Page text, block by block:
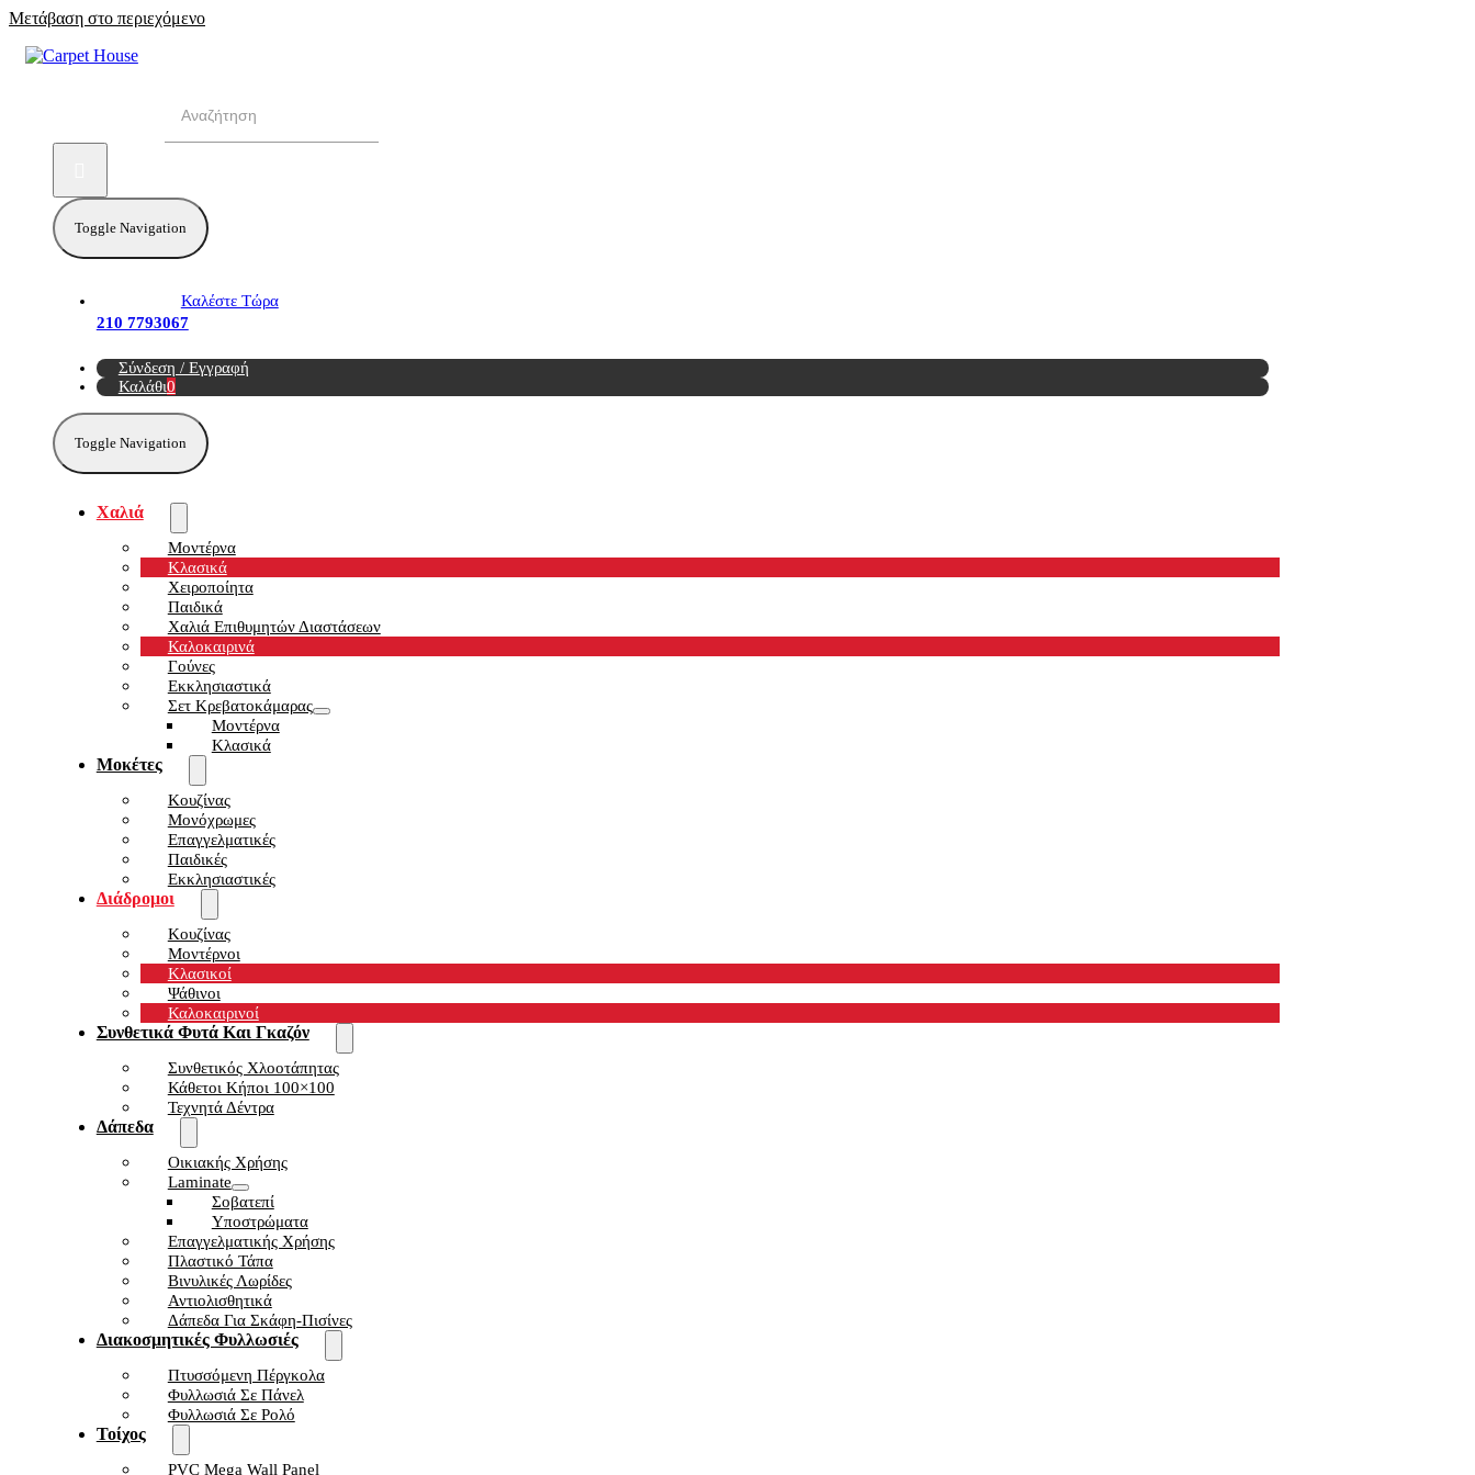
Μετάβαση στο περιεχόμενο
Toggle Navigation
Καλέστε Τώρα
210 7793067
Σύνδεση / Εγγραφή
Καλάθι0
Toggle Navigation
Χαλιά
Μοντέρνα
Κλασικά
Χειροποίητα
Παιδικά
Χαλιά Επιθυμητών Διαστάσεων
Καλοκαιρινά
Γούνες
Εκκλησιαστικά
Σετ Κρεβατοκάμαρας
Μοντέρνα
Κλασικά
Μοκέτες
Κουζίνας
Μονόχρωμες
Επαγγελματικές
Παιδικές
Εκκλησιαστικές
Διάδρομοι
Κουζίνας
Μοντέρνοι
Κλασικοί
Ψάθινοι
Καλοκαιρινοί
Συνθετικά Φυτά Και Γκαζόν
Συνθετικός Χλοοτάπητας
Κάθετοι Κήποι 100×100
Τεχνητά Δέντρα
Δάπεδα
Οικιακής Χρήσης
Laminate
Σοβατεπί
Υποστρώματα
Επαγγελματικής Χρήσης
Πλαστικό Τάπα
Βινυλικές Λωρίδες
Αντιολισθητικά
Δάπεδα Για Σκάφη-Πισίνες
Διακοσμητικές Φυλλωσιές
Πτυσσόμενη Πέργκολα
Φυλλωσιά Σε Πάνελ
Φυλλωσιά Σε Ρολό
Τοίχος
PVC Mega Wall Panel